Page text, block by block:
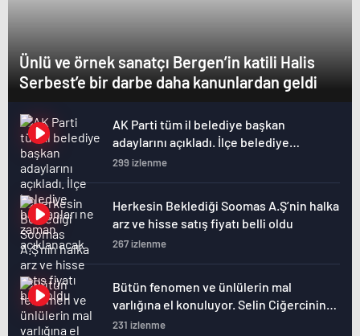
Ünlü ve örnek sanatçı Bergen’in katili Halis
Serbest’e bir darbe daha kanunlardan geldi
AK Parti tüm il belediye başkan
adaylarını açıkladı. İlçe belediye
başkanları ne zaman açıklanacak
299 izlenme
Herkesin Beklediği Soomas A.Ş’nin halka
arz ve hisse satış fiyatı belli oldu
267 izlenme
Bütün fenomen ve ünlülerin mal
varlığına el konuluyor. Selin Ciğercinin
mal varlığına el konuldu.
231 izlenme